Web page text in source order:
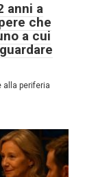
anni a
che
a cui
alla periferia